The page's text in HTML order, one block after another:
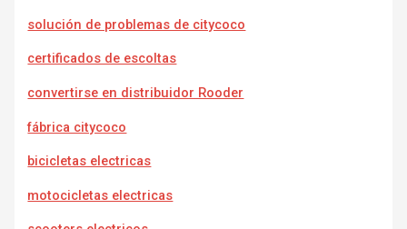
solución de problemas de citycoco
certificados de escoltas
convertirse en distribuidor Rooder
fábrica citycoco
bicicletas electricas
motocicletas electricas